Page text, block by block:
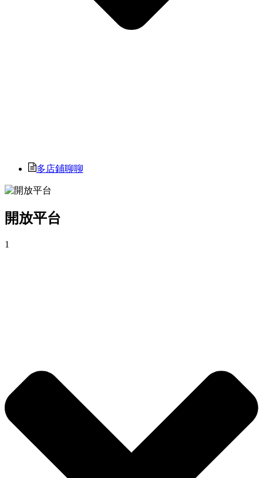
多店鋪聊聊
開放平台
1